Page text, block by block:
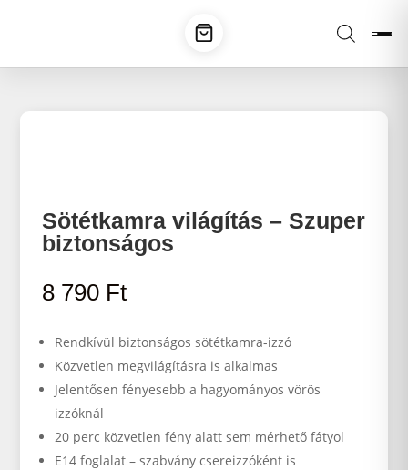
Sötétkamra világítás – Szuper
biztonságos
8 790 Ft
Rendkívül biztonságos sötétkamra-izzó
Közvetlen megvilágításra is alkalmas
Jelentősen fényesebb a hagyományos vörös
izzóknál
20 perc közvetlen fény alatt sem mérhető fátyol
E14 foglalat – szabvány csereizzóként is